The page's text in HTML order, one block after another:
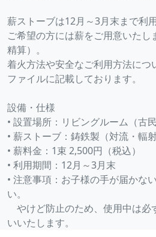
薪ストーブは12月～3月末まで利用
ご希望の方には薪をご用意いた
精算）。
着火方法や安全なご利用方法につ
ファイルに記載しております。
設備・仕様
• 設置場所：リビングルーム（古民
• 薪ストーブ：鋳鉄製（対流・輻射
• 薪料金：1束 2,500円（税込）
• 利用期間：12月～3月末
• 注意事項：お子様の手が届かな
い。
やけど防止のため、使用中は必
いいたします。